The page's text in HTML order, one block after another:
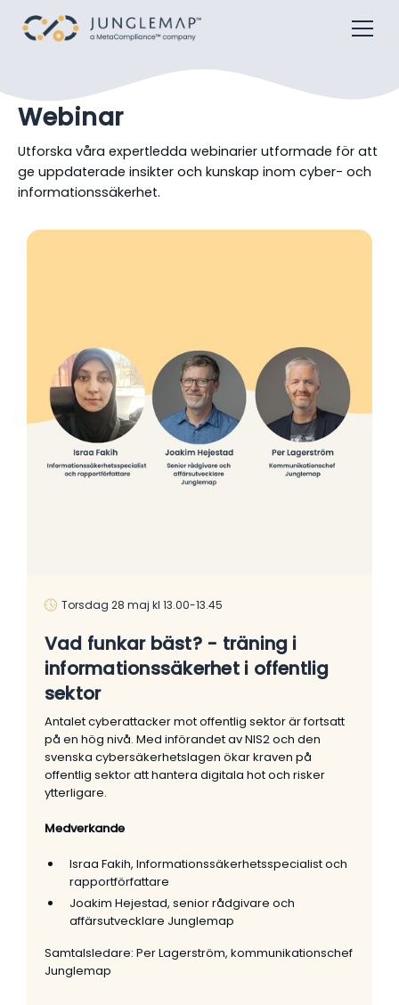
Webinar
Utforska våra expertledda webinarier utformade för att
ge uppdaterade insikter och kunskap inom cyber- och
informationssäkerhet.
Torsdag 28 maj kl 13.00-13.45
Vad funkar bäst? - träning i
informationssäkerhet i offentlig
sektor
Antalet cyberattacker mot offentlig sektor är fortsatt
på en hög nivå. Med införandet av NIS2 och den
svenska cybersäkerhetslagen ökar kraven på
offentlig sektor att hantera digitala hot och risker
ytterligare.
Medverkande
Israa Fakih, Informationssäkerhetsspecialist och
rapportförfattare
Joakim Hejestad, senior rådgivare och
affärsutvecklare Junglemap
Samtalsledare: Per Lagerström, kommunikationschef
Junglemap